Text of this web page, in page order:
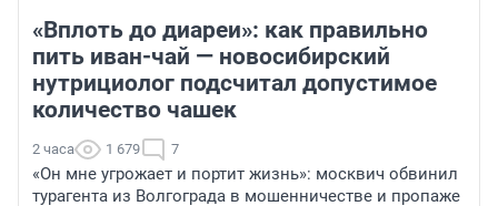
«Вплоть до диареи»: как правильно
пить иван-чай — новосибирский
нутрициолог подсчитал допустимое
количество чашек
2 часа 1 679 7
«Он мне угрожает и портит жизнь»: москвич обвинил
турагента из Волгограда в мошенничестве и пропаже